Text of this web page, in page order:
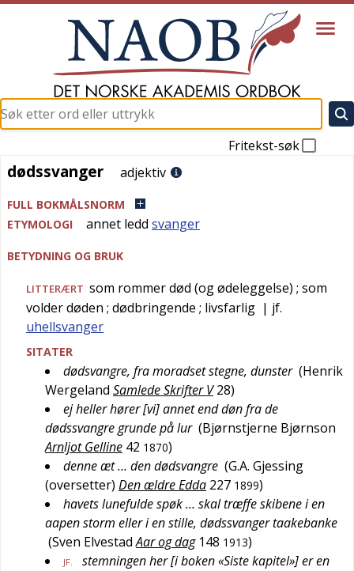
Fritekst-søk
dødssvanger
dødssvanger adjektiv
FULL BOKMÅLSNORM
ETYMOLOGI
annet ledd svanger
BETYDNING OG BRUK
LITTERÆRT som rommer død (og ødeleggelse) ; som
volder døden ; dødbringende ; livsfarlig | jf.
uhellsvanger
SITATER
dødsvangre, fra moradset stegne, dunster (Henrik
Wergeland Samlede Skrifter V 28)
ej heller hører [vi] annet end døn fra de
dødssvangre grunde på lur (Bjørnstjerne Bjørnson
Arnljot Gelline 42 1870)
denne æt … den dødsvangre (G.A. Gjessing
(oversetter) Den ældre Edda 227 1899)
havets lunefulde spøk … skal træffe skibene i en
aapen storm eller i en stille, dødssvanger taakebanke
(Sven Elvestad Aar og dag 148 1913)
JF.
stemningen her [i boken «Siste kapitel»] er en